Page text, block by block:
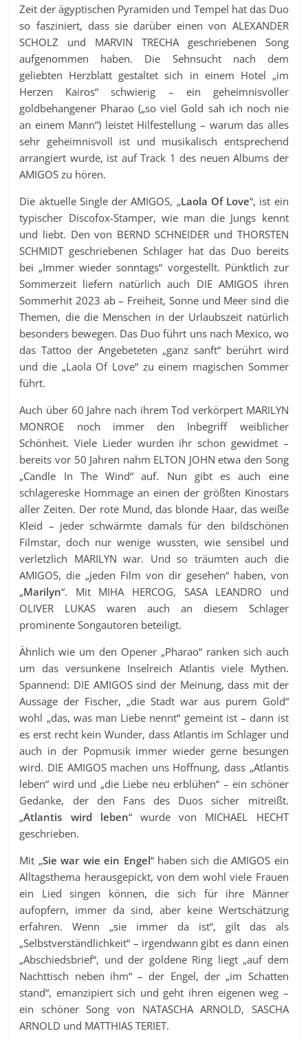
Zeit der ägyptischen Pyramiden und Tempel hat das Duo
so fasziniert, dass sie darüber einen von ALEXANDER
SCHOLZ und MARVIN TRECHA geschriebenen Song
aufgenommen haben. Die Sehnsucht nach dem
geliebten Herzblatt gestaltet sich in einem Hotel „im
Herzen Kairos“ schwierig – ein geheimnisvoller
goldbehangener Pharao („so viel Gold sah ich noch nie
an einem Mann“) leistet Hilfestellung – warum das alles
sehr geheimnisvoll ist und musikalisch entsprechend
arrangiert wurde, ist auf Track 1 des neuen Albums der
AMIGOS zu hören.
Die aktuelle Single der AMIGOS, „Laola Of Love“, ist ein
typischer Discofox-Stamper, wie man die Jungs kennt
und liebt. Den von BERND SCHNEIDER und THORSTEN
SCHMIDT geschriebenen Schlager hat das Duo bereits
bei „Immer wieder sonntags“ vorgestellt. Pünktlich zur
Sommerzeit liefern natürlich auch DIE AMIGOS ihren
Sommerhit 2023 ab – Freiheit, Sonne und Meer sind die
Themen, die die Menschen in der Urlaubszeit natürlich
besonders bewegen. Das Duo führt uns nach Mexico, wo
das Tattoo der Angebeteten „ganz sanft“ berührt wird
und die „Laola Of Love“ zu einem magischen Sommer
führt.
Auch über 60 Jahre nach ihrem Tod verkörpert MARILYN
MONROE noch immer den Inbegriff weiblicher
Schönheit. Viele Lieder wurden ihr schon gewidmet –
bereits vor 50 Jahren nahm ELTON JOHN etwa den Song
„Candle In The Wind“ auf. Nun gibt es auch eine
schlagereske Hommage an einen der größten Kinostars
aller Zeiten. Der rote Mund, das blonde Haar, das weiße
Kleid – jeder schwärmte damals für den bildschönen
Filmstar, doch nur wenige wussten, wie sensibel und
verletzlich MARILYN war. Und so träumten auch die
AMIGOS, die „jeden Film von dir gesehen“ haben, von
„Marilyn“. Mit MIHA HERCOG, SASA LEANDRO und
OLIVER LUKAS waren auch an diesem Schlager
prominente Songautoren beteiligt.
Ähnlich wie um den Opener „Pharao“ ranken sich auch
um das versunkene Inselreich Atlantis viele Mythen.
Spannend: DIE AMIGOS sind der Meinung, dass mit der
Aussage der Fischer, „die Stadt war aus purem Gold“
wohl „das, was man Liebe nennt“ gemeint ist – dann ist
es erst recht kein Wunder, dass Atlantis im Schlager und
auch in der Popmusik immer wieder gerne besungen
wird. DIE AMIGOS machen uns Hoffnung, dass „Atlantis
leben“ wird und „die Liebe neu erblühen“ – ein schöner
Gedanke, der den Fans des Duos sicher mitreißt.
„Atlantis wird leben“ wurde von MICHAEL HECHT
geschrieben.
Mit „Sie war wie ein Engel“ haben sich die AMIGOS ein
Alltagsthema herausgepickt, von dem wohl viele Frauen
ein Lied singen können, die sich für ihre Männer
aufopfern, immer da sind, aber keine Wertschätzung
erfahren. Wenn „sie immer da ist“, gilt das als
„Selbstverständlichkeit“ – irgendwann gibt es dann einen
„Abschiedsbrief“, und der goldene Ring liegt „auf dem
Nachttisch neben ihm“ – der Engel, der „im Schatten
stand“, emanzipiert sich und geht ihren eigenen weg –
ein schöner Song von NATASCHA ARNOLD, SASCHA
ARNOLD und MATTHIAS TERIET.